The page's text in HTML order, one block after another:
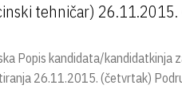
tehničar)
Popis kandidata/kandidatkinja
26.11.2015. (četvrtak)